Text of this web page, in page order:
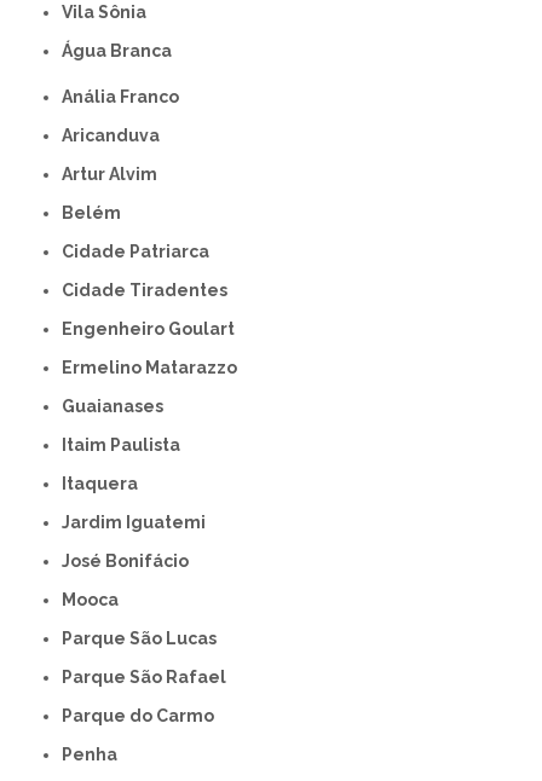
Vila Sônia
Água Branca
Anália Franco
Aricanduva
Artur Alvim
Belém
Cidade Patriarca
Cidade Tiradentes
Engenheiro Goulart
Ermelino Matarazzo
Guaianases
Itaim Paulista
Itaquera
Jardim Iguatemi
José Bonifácio
Mooca
Parque São Lucas
Parque São Rafael
Parque do Carmo
Penha